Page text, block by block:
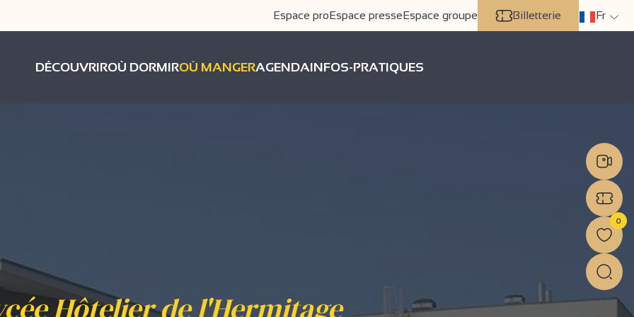
Espace proEspace presseEspace groupe Billetterie Fr
DÉCOUVRIROÙ DORMIROÙ MANGERAGENDAINFOS-PRATIQUES
Hôtelier de l'Hermitage
0